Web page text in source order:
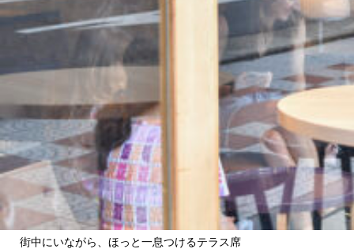
街中にいながら、ほっと一息つけるテラス席